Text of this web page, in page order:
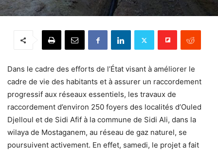
Dans le cadre des efforts de l’État visant à améliorer le
cadre de vie des habitants et à assurer un raccordement
progressif aux réseaux essentiels, les travaux de
raccordement d’environ 250 foyers des localités d’Ouled
Djelloul et de Sidi Afif à la commune de Sidi Ali, dans la
wilaya de Mostaganem, au réseau de gaz naturel, se
poursuivent activement. En effet, samedi, le projet a fait